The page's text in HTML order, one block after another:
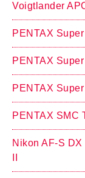
Voigtlander
PENTAX
PENTAX
PENTAX
PENTAX SMC
Nikon AF-S